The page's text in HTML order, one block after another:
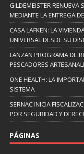
GILDEMEISTER RENUEVA
MEDIANTE LA ENTREGA
CASA LAFKEN: LA
UNIVERSAL DESDE SU
LANZAN PROGRAMA DE
PESCADORES
ONE HEALTH: LA
SISTEMA
SERNAC INICIA
POR SEGURIDAD Y
PÁGINAS